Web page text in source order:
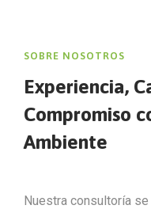
SOBRE NOSOTROS
Experiencia,
Compromiso
Ambiente
Nuestra consultoría